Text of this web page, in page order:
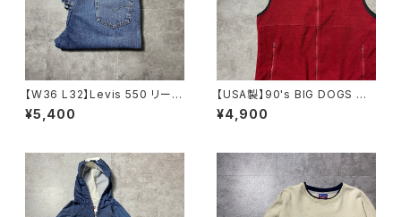
【W36 L32】Levis 550 リーバ
イス ジッパーフライ バギ
ー テーパード 140周年 デ
¥5,400
【USA製】90's BIG DOGS 希
少POLAR DOGSタグ ビッグ
ドッグス ワンポイント ラベル
¥4,900